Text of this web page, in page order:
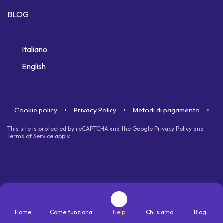
Home Come funziona Help Chi siamo Blog
BLOG
Italiano
English
Cookie policy Privacy Policy Metodi di pagamento
This site is protected by reCAPTCHA and the Google Privacy Policy and
Terms of Service apply.